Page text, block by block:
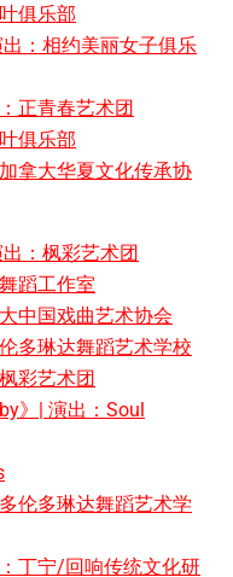
俱乐部
出：相约美丽女子俱乐
正青春艺术团
俱乐部
拿大华夏文化传承协
出：枫彩艺术团
蹈工作室
中国戏曲艺术协会
多琳达舞蹈艺术学校
彩艺术团
》| 演出：Soul
伦多琳达舞蹈艺术学
丁宁/回响传统文化研